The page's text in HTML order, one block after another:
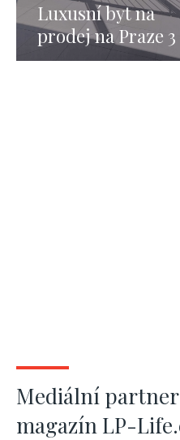
Luxusní byt na
prodej na Praze
159m
Mediální
magazín LP-